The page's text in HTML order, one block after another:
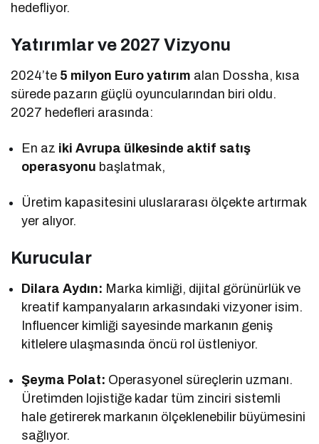
hedefliyor.
Yatırımlar ve 2027 Vizyonu
2024’te 5 milyon Euro yatırım alan Dossha, kısa
sürede pazarın güçlü oyuncularından biri oldu.
2027 hedefleri arasında:
En az iki Avrupa ülkesinde aktif satış
operasyonu başlatmak,
Üretim kapasitesini uluslararası ölçekte artırmak
yer alıyor.
Kurucular
Dilara Aydın: Marka kimliği, dijital görünürlük ve
kreatif kampanyaların arkasındaki vizyoner isim.
Influencer kimliği sayesinde markanın geniş
kitlelere ulaşmasında öncü rol üstleniyor.
Şeyma Polat: Operasyonel süreçlerin uzmanı.
Üretimden lojistiğe kadar tüm zinciri sistemli
hale getirerek markanın ölçeklenebilir büyümesini
sağlıyor.